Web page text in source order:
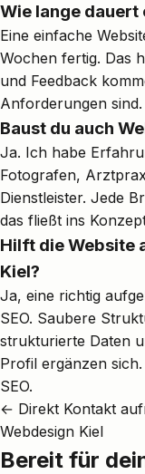
Wie lange dauert
Eine einfache
Wochen fertig. Das
und Feedback
Anforderungen sind.
Baust du auch
Ja. Ich habe
Fotografen,
Dienstleister. Jede
das fließt ins
Hilft die Website
Kiel?
Ja, eine richtig
SEO. Saubere
strukturierte Daten
Profil ergänzen
SEO.
← Direkt Kontakt
Webdesign Kiel
Bereit für